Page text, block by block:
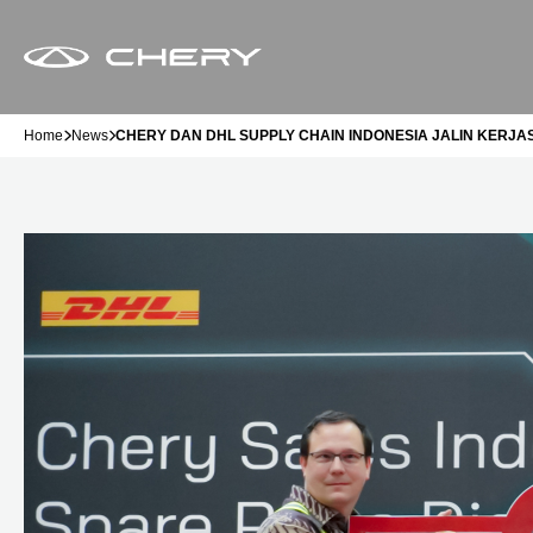
Home News CHERY DAN DHL SUPPLY CHAIN INDONESIA JALIN